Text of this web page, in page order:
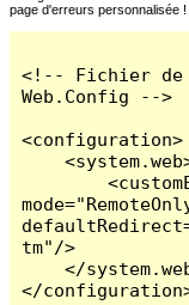
page d'erreurs personnalisée !
<!-- Fichier de
Web.Config -->
<configuration>
    <system.web>
        <customErrors
tm"/>
    </system.web>
</